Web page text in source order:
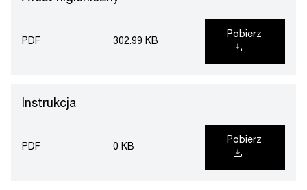
PDF 302.99 KB
Pobierz
Instrukcja
PDF 0 KB
Pobierz